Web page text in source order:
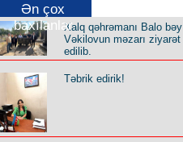
Ən çox
baxılanlarXalq qəhrəmanı Balo bəy
Vəkilovun məzarı ziyarət
edilib.
Təbrik edirik!